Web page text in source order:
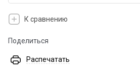
К сравнению
Поделиться
Распечатать